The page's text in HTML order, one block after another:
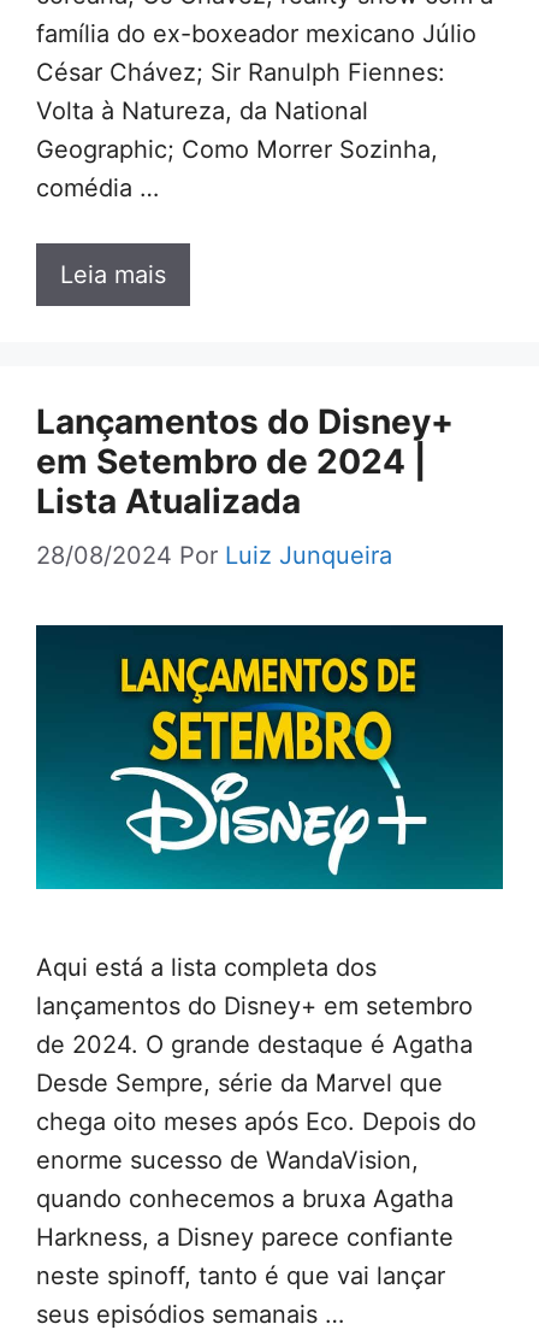
família do ex-boxeador mexicano Júlio
César Chávez; Sir Ranulph Fiennes:
Volta à Natureza, da National
Geographic; Como Morrer Sozinha,
comédia …
Leia mais
Lançamentos do Disney+
em Setembro de 2024 |
Lista Atualizada
28/08/2024 Por Luiz Junqueira
Aqui está a lista completa dos
lançamentos do Disney+ em setembro
de 2024. O grande destaque é Agatha
Desde Sempre, série da Marvel que
chega oito meses após Eco. Depois do
enorme sucesso de WandaVision,
quando conhecemos a bruxa Agatha
Harkness, a Disney parece confiante
neste spinoff, tanto é que vai lançar
seus episódios semanais …